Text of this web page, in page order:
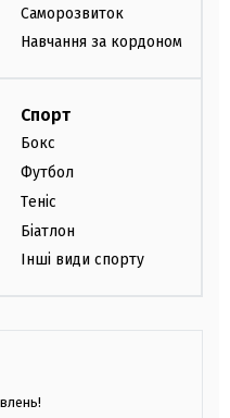
Саморозвиток
Навчання за кордоном
Спорт
Бокс
Футбол
Теніс
Біатлон
Інші види спорту